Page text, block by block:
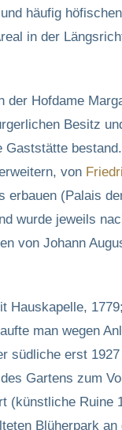
häufig
in der
der Hofdame
Besitz
von
(Palais
wurde jeweils
von Johann
Hauskapelle,
man wegen
südliche erst
Gartens zum
(künstliche Ruine
Blüherpark an